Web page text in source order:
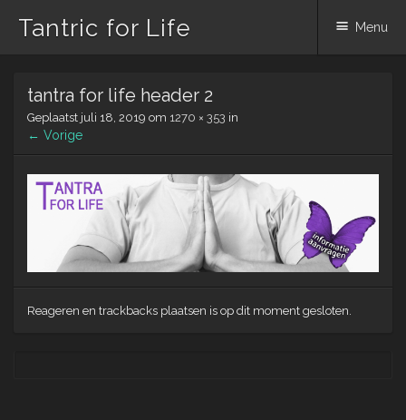
Tantric for Life Menu
naar
inhoud
tantra for life header 2
Geplaatst juli 18, 2019 om 1270 × 353 in
← Vorige
Reageren en trackbacks plaatsen is op dit moment gesloten.